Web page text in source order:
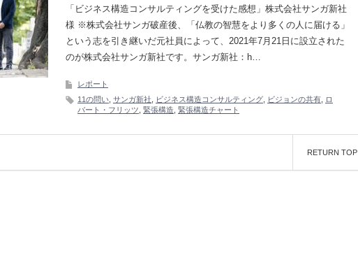
「ビジネス構造コンサルティングを受けた感想」株式会社サンガ新社
様 ※株式会社サンガ破産後、「仏教の智慧をより多くの人に届ける」
という志を引き継いだ元社員によって、2021年7月21日に設立された
のが株式会社サンガ新社です。サンガ新社：h…
レポート
11の問い サンガ新社 ビジネス構造コンサルティング ビジョンの共有
ロ
バート・フリッツ 緊張構造 緊張構造チャート
RETURN TOP